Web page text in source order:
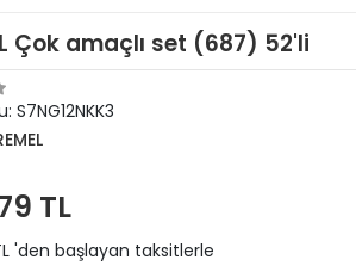
Çok amaçlı set (687) 52'li
S7NG12NKK3
TL
'den başlayan taksitlerle